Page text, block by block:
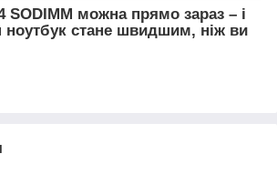
SODIMM можна прямо зараз – і
ноутбук стане швидшим, ніж ви